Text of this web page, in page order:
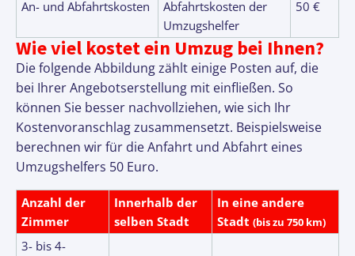
An- und Abfahrtskosten
Abfahrtskosten der
Umzugshelfer
50 €
Wie viel kostet ein Umzug bei Ihnen?
Die folgende Abbildung zählt einige Posten auf, die
bei Ihrer Angebotserstellung mit einfließen. So
können Sie besser nachvollziehen, wie sich Ihr
Kostenvoranschlag zusammensetzt. Beispielsweise
berechnen wir für die Anfahrt und Abfahrt eines
Umzugshelfers 50 Euro.
Anzahl der
Zimmer
Innerhalb der
selben Stadt
In eine andere
Stadt (bis zu 750 km)
3- bis 4-